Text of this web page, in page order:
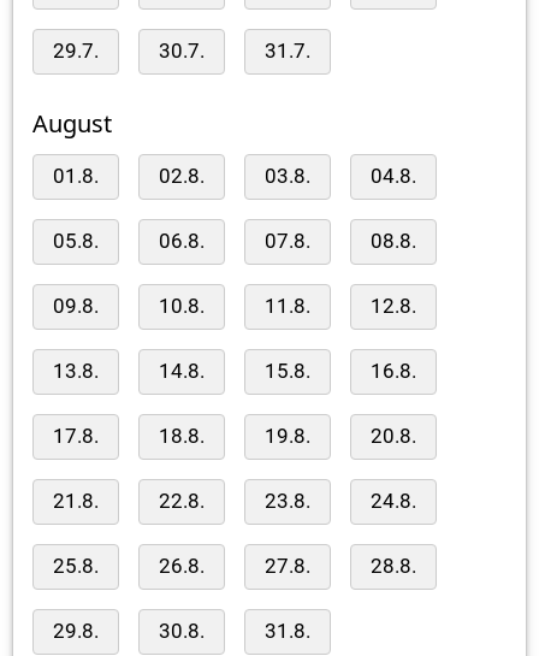
29.7. 30.7. 31.7.
August
01.8. 02.8. 03.8. 04.8.
05.8. 06.8. 07.8. 08.8.
09.8. 10.8. 11.8. 12.8.
13.8. 14.8. 15.8. 16.8.
17.8. 18.8. 19.8. 20.8.
21.8. 22.8. 23.8. 24.8.
25.8. 26.8. 27.8. 28.8.
29.8. 30.8. 31.8.